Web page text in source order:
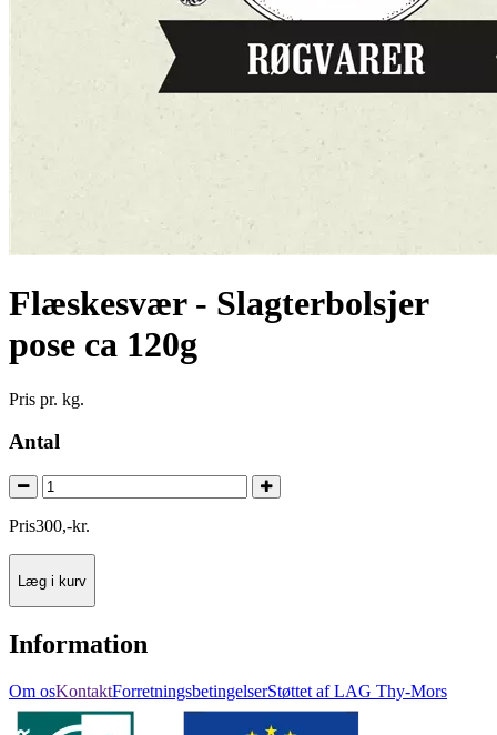
Flæskesvær - Slagterbolsjer
pose ca 120g
Pris pr. kg.
Antal
Pris300,-kr.
Læg i kurv
Information
Om osKontaktForretningsbetingelserStøttet af LAG Thy-Mors